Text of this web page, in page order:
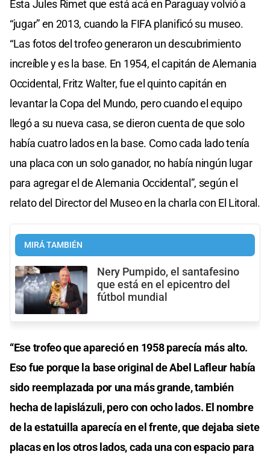
Esta Jules Rimet que está acá en Paraguay volvió a
“jugar” en 2013, cuando la FIFA planificó su museo.
“Las fotos del trofeo generaron un descubrimiento
increíble y es la base. En 1954, el capitán de Alemania
Occidental, Fritz Walter, fue el quinto capitán en
levantar la Copa del Mundo, pero cuando el equipo
llegó a su nueva casa, se dieron cuenta de que solo
había cuatro lados en la base. Como cada lado tenía
una placa con un solo ganador, no había ningún lugar
para agregar el de Alemania Occidental”, según el
relato del Director del Museo en la charla con El Litoral.
MIRÁ TAMBIÉN
Nery Pumpido, el santafesino
que está en el epicentro del
fútbol mundial
“Ese trofeo que apareció en 1958 parecía más alto.
Eso fue porque la base original de Abel Lafleur había
sido reemplazada por una más grande, también
hecha de lapislázuli, pero con ocho lados. El nombre
de la estatuilla aparecía en el frente, que dejaba siete
placas en los otros lados, cada una con espacio para